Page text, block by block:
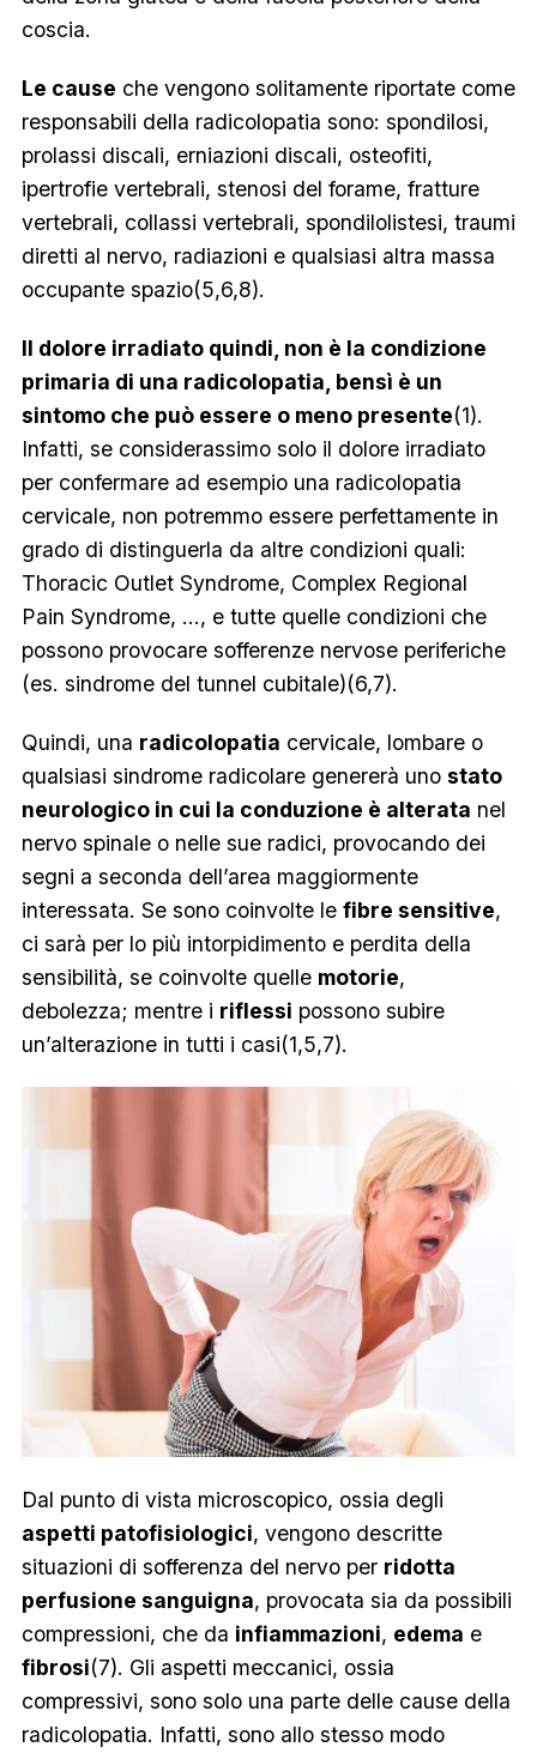
coscia.
Le cause che vengono solitamente riportate come
responsabili della radicolopatia sono: spondilosi,
prolassi discali, erniazioni discali, osteofiti,
ipertrofie vertebrali, stenosi del forame, fratture
vertebrali, collassi vertebrali, spondilolistesi, traumi
diretti al nervo, radiazioni e qualsiasi altra massa
occupante spazio(5,6,8).
Il dolore irradiato quindi, non è la condizione
primaria di una radicolopatia, bensì è un
sintomo che può essere o meno presente(1).
Infatti, se considerassimo solo il dolore irradiato
per confermare ad esempio una radicolopatia
cervicale, non potremmo essere perfettamente in
grado di distinguerla da altre condizioni quali:
Thoracic Outlet Syndrome, Complex Regional
Pain Syndrome, …, e tutte quelle condizioni che
possono provocare sofferenze nervose periferiche
(es. sindrome del tunnel cubitale)(6,7).
Quindi, una radicolopatia cervicale, lombare o
qualsiasi sindrome radicolare genererà uno stato
neurologico in cui la conduzione è alterata nel
nervo spinale o nelle sue radici, provocando dei
segni a seconda dell’area maggiormente
interessata. Se sono coinvolte le fibre sensitive,
ci sarà per lo più intorpidimento e perdita della
sensibilità, se coinvolte quelle motorie,
debolezza; mentre i riflessi possono subire
un’alterazione in tutti i casi(1,5,7).
Dal punto di vista microscopico, ossia degli
aspetti patofisiologici, vengono descritte
situazioni di sofferenza del nervo per ridotta
perfusione sanguigna, provocata sia da possibili
compressioni, che da infiammazioni, edema e
fibrosi(7). Gli aspetti meccanici, ossia
compressivi, sono solo una parte delle cause della
radicolopatia. Infatti, sono allo stesso modo